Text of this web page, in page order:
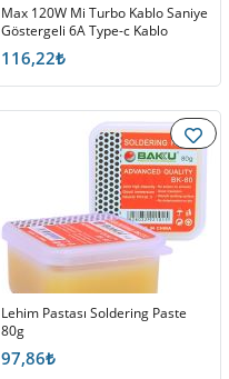
Max 120W Mi Turbo Kablo Saniye
Göstergeli 6A Type-c Kablo
116,22₺
Lehim Pastası Soldering Paste
80g
97,86₺